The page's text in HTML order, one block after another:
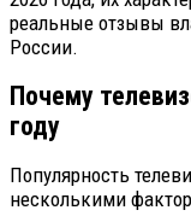
реальные отзывы
России.
Почему
году
Популярность
несколькими